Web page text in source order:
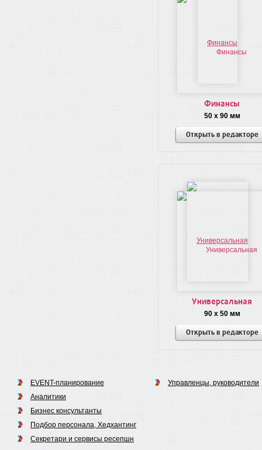
Финансы
50 x 90 мм
Открыть в редакторе
Универсальная
90 x 50 мм
Открыть в редакторе
EVENT-планирование
Аналитики
Бизнес консультанты
Подбор персонала, Хедхантинг
Секретари и сервисы ресепшн
Управленцы, руководители